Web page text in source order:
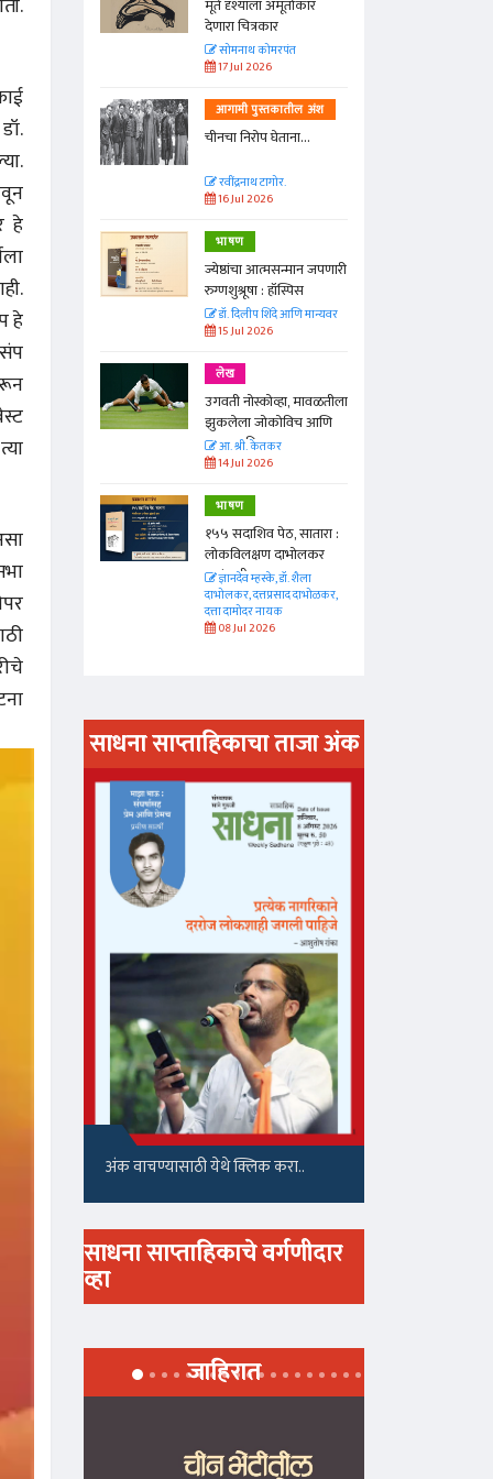
हे
हे
अंश
जपणारी
मान्यवर
आणि
:
शैला
मूर्त दृश्याला अमूर्ताकार
देणारा चित्रकार
सोमनाथ कोमरपंत
17 Jul 2026
आगामी पुस्तकातील अंश
चीनचा निरोप घेताना...
रवींद्रनाथ टागोर.
16 Jul 2026
भाषण
ज्येष्ठांचा आत्मसन्मान जपणारी
रुग्णशुश्रूषा : हॉस्पिस
डॉ. दिलीप शिंदे आणि मान्यवर
15 Jul 2026
लेख
उगवती नोस्कोव्हा, मावळतीला
झुकलेला जोकोविच आणि
दरम्यान विम्बल्डन
आ. श्री. केतकर
14 Jul 2026
भाषण
१५५ सदाशिव पेठ, सातारा :
लोकविलक्षण दाभोलकर
कुटुंबाची कथा
ज्ञानदेव म्हस्के, डॉ. शैला
दाभोलकर, दत्तप्रसाद दाभोळकर,
दत्ता दामोदर नायक
08 Jul 2026
साधना साप्ताहिकाचा ताजा अंक
अंक वाचण्यासाठी येथे क्लिक करा..
साधना साप्ताहिकाचे वर्गणीदार
व्हा
जाहिरात